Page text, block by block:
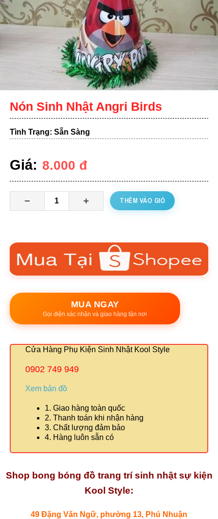
Nón Sinh Nhật Angri Birds
Tình Trạng: Sẵn Sàng
Giá: 8.000 đ
THÊM VÀO GIỎ
MUA NGAY
Gọi điện xác nhận và giao hàng tận nơi
Cửa Hàng Phụ Kiện Sinh Nhật Kool Style
0902 749 949
Xem bản đồ
1. Giao hàng toàn quốc
2. Thanh toán khi nhận hàng
3. Chất lượng đảm bảo
4. Hàng luôn sẵn có
Shop bong bóng đồ trang trí sinh nhật sự kiện
Kool Style:
49 Đặng Văn Ngữ, phường 13, Phú Nhuận